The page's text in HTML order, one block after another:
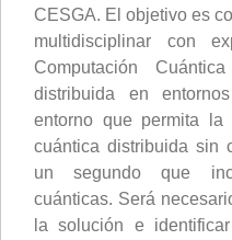
CESGA. El objetivo es
multidisciplinar con
Computación
distribuida en
entorno que permita la
cuántica distribuida sin
un segundo que
cuánticas. Será
la solución e